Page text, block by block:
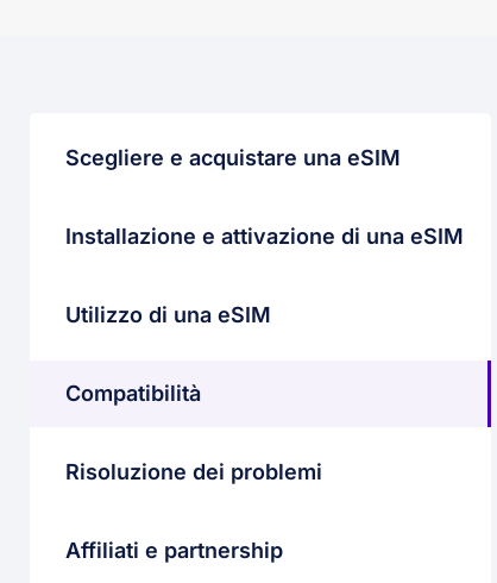
Scegliere e acquistare una eSIM
Installazione e attivazione di una eSIM
Utilizzo di una eSIM
Compatibilità
Risoluzione dei problemi
Affiliati e partnership